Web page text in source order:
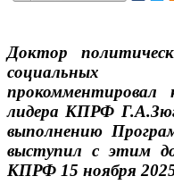
Доктор
социальных
прокомментировал
лидера КПРФ
выполнению
выступил с этим
КПРФ 15 ноября